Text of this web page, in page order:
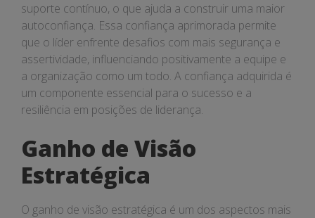
suporte contínuo, o que ajuda a construir uma maior
autoconfiança. Essa confiança aprimorada permite
que o líder enfrente desafios com mais segurança e
assertividade, influenciando positivamente a equipe e
a organização como um todo. A confiança adquirida é
um componente essencial para o sucesso e a
resiliência em posições de liderança.
Ganho de Visão
Estratégica
O ganho de visão estratégica é um dos aspectos mais